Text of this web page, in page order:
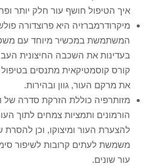
איך הטיפול חושף עור חלק יותר
מיקרודרמברזיה היא פרוצדורה
המשתמשת במכשיר מיוחד עם
בעדינות את השכבה החיצונית
קורס קוסמטיקאית מתנסים
את מרקם העור, גוון ובהירות.
מזותרפיה כוללת הזרקת סדרה של
הורמונים ותמציות צמחים לתוך
להצערת העור ומיצוקו, וכן להסרת
משמשת לעתים קרובות לשיפור
עור שונים.